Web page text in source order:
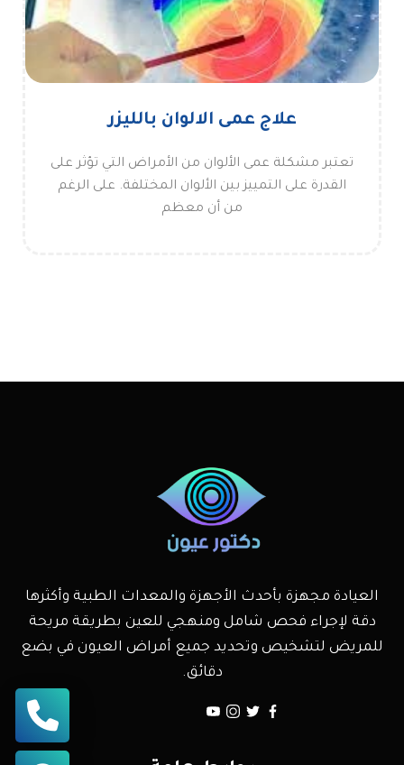
علاج عمى الالوان بالليزر
تعتبر مشكلة عمى الألوان من الأمراض التي تؤثر على
القدرة على التمييز بين الألوان المختلفة. على الرغم
من أن معظم
العيادة مجهزة بأحدث الأجهزة والمعدات الطبية وأكثرها
دقة لإجراء فحص شامل ومنهجي للعين بطريقة مريحة
للمريض لتشخيص وتحديد جميع أمراض العيون في بضع
دقائق.